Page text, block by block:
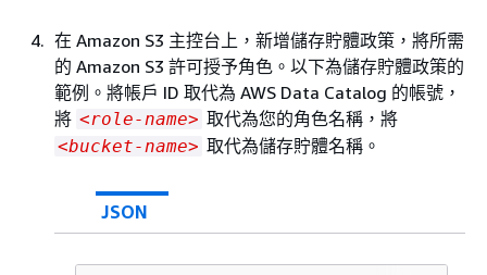
在 Amazon S3 主控台上，新增儲存貯體政策，將所需
的 Amazon S3 許可授予角色。以下為儲存貯體政策的
範例。將帳戶 ID 取代為 AWS Data Catalog 的帳號，
將 <role-name> 取代為您的角色名稱，將
<bucket-name> 取代為儲存貯體名稱。
JSON